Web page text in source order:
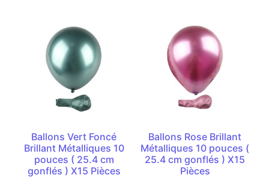
Ballons Vert Foncé
Brillant Métalliques 10
pouces ( 25.4 cm
gonflés ) X15 Pièces
Ballons Rose Brillant
Métalliques 10 pouces (
25.4 cm gonflés ) X15
Pièces